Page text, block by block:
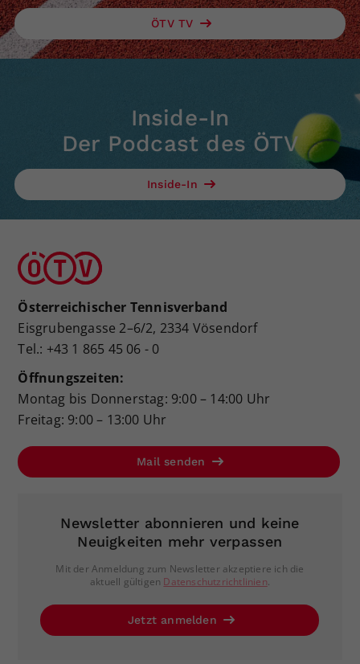
ÖTV TV
Inside-In
Der Podcast des ÖTV
Inside-In
Österreichischer Tennisverband
Eisgrubengasse 2–6/2, 2334 Vösendorf
Tel.: +43 1 865 45 06 - 0
Öffnungszeiten:
Montag bis Donnerstag: 9:00 – 14:00 Uhr
Freitag: 9:00 – 13:00 Uhr
Mail senden
Newsletter abonnieren und keine
Neuigkeiten mehr verpassen
Mit der Anmeldung zum Newsletter akzeptiere ich die
aktuell gültigen Datenschutzrichtlinien.
Jetzt anmelden